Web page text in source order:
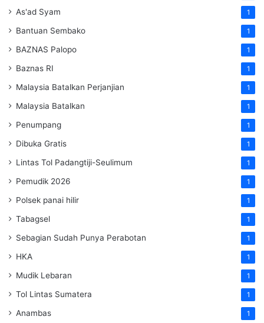
As'ad Syam 1
Bantuan Sembako 1
BAZNAS Palopo 1
Baznas RI 1
Malaysia Batalkan Perjanjian 1
Malaysia Batalkan 1
Penumpang 1
Dibuka Gratis 1
Lintas Tol Padangtiji-Seulimum 1
Pemudik 2026 1
Polsek panai hilir 1
Tabagsel 1
Sebagian Sudah Punya Perabotan 1
HKA 1
Mudik Lebaran 1
Tol Lintas Sumatera 1
Anambas 1